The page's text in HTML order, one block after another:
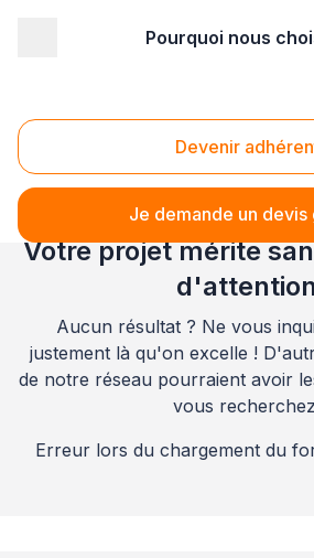
Pourquoi nous
Devenir
Je demande un devis
Electricité Rouen (76100)
Votre projet mérite
d'attention
Aucun résultat ? Ne vous
justement là qu'on excelle !
de notre réseau pourraient avoir
vous
Erreur lors du chargement du